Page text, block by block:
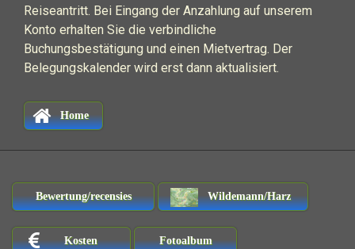
Reiseantritt. Bei Eingang der Anzahlung auf unserem
Konto erhalten Sie die verbindliche
Buchungsbestätigung und einen Mietvertrag. Der
Belegungskalender wird erst dann aktualisiert.
Home
Bewertung/recensies Wildemann/Harz
Kosten Fotoalbum